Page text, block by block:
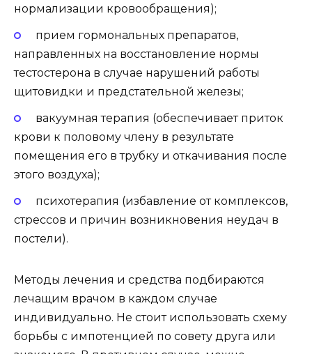
нормализации кровообращения);
прием гормональных препаратов,
направленных на восстановление нормы
тестостерона в случае нарушений работы
щитовидки и предстательной железы;
вакуумная терапия (обеспечивает приток
крови к половому члену в результате
помещения его в трубку и откачивания после
этого воздуха);
психотерапия (избавление от комплексов,
стрессов и причин возникновения неудач в
постели).
Методы лечения и средства подбираются
лечащим врачом в каждом случае
индивидуально. Не стоит использовать схему
борьбы с импотенцией по совету друга или